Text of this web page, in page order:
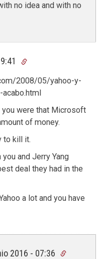
no idea and with no
2008/05/yahoo-y-
you were that Microsoft
of money.
to kill it.
and Jerry Yang
deal they had in the
a lot and you have
2016 - 07:36